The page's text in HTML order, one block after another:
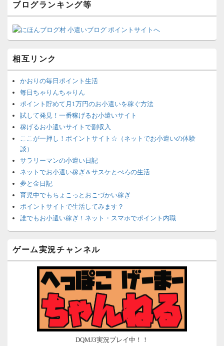
ブログランキング等
相互リンク
かおりの毎日ポイント生活
毎日ちゃりんちゃりん
ポイント貯めて月1万円のお小遣いを稼ぐ方法
試して発見！一番稼げるお小遣いサイト
稼げるお小遣いサイトで副収入
ここが一押し！ポイントサイト☆（ネットでお小遣いの体験
談）
サラリーマンの小遣い日記
ネットでお小遣い稼ぎ＆サスケとぺろの生活
夢と金日記
育児中でもちょこっとおこづかい稼ぎ
ポイントサイトで生活してみます？
誰でもお小遣い稼ぎ！ネット・スマホでポイント内職
ネットで簡単にお小遣い稼ぎ☆安心・安全・リスクなし☆
ポイントがお金に！？-空いた時間でちょい稼ぎ-
在宅deお小遣い！～小銭だって集めれば諭吉になる～
ネット収入攻略ナビ
ポイントサイトは安全？危険？お小遣い稼ぎサイトの使い方ガ
ゲーム実況チャンネル
DQMJ3実況プレイ中！！